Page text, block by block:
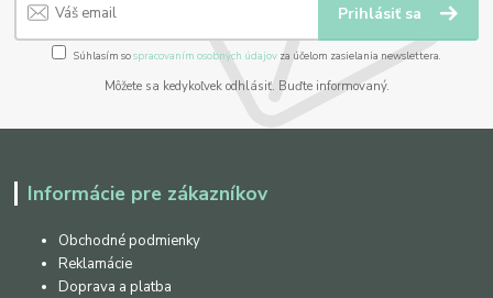
Prihlásiť sa
Súhlasím sospracovaním osobných údajov za účelom zasielania newslettera.
Môžete sa kedykoľvek odhlásiť. Buďte informovaný.
Informácie pre zákazníkov
Obchodné podmienky
Reklamácie
Doprava a platba